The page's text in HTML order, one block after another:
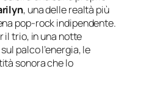
, una delle realtà più
pop-rock indipendente.
il trio, in una notte
palco l’energia, le
sonora che lo